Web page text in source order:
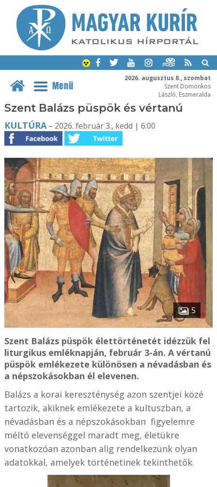
2026. augusztus 8., szombat
Szent Domonkos
László, Eszmeralda
Menü
Szent Balázs püspök és vértanú
KULTÚRA– 2026. február 3., kedd | 6:00
5
Szent Balázs püspök élettörténetét idézzük fel
liturgikus emléknapján, február 3-án. A vértanú
püspök emlékezete különösen a névadásban és
a népszokásokban él elevenen.
Balázs a korai kereszténység azon szentjei közé
tartozik, akiknek emlékezete a kultuszban, a
névadásban és a népszokásokban figyelemre
méltó elevenséggel maradt meg, életükre
vonatkozóan azonban alig rendelkezünk olyan
adatokkal, amelyek történetinek tekinthetők.